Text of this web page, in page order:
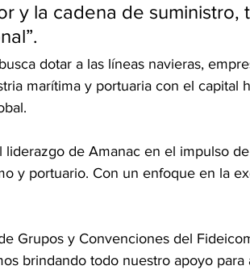
y la cadena de suministro,
dotar a las líneas navieras,
marítima y portuaria con el capital
liderazgo de Amanac en el impulso
y portuario. Con un enfoque en la
Grupos y Convenciones del
brindando todo nuestro apoyo